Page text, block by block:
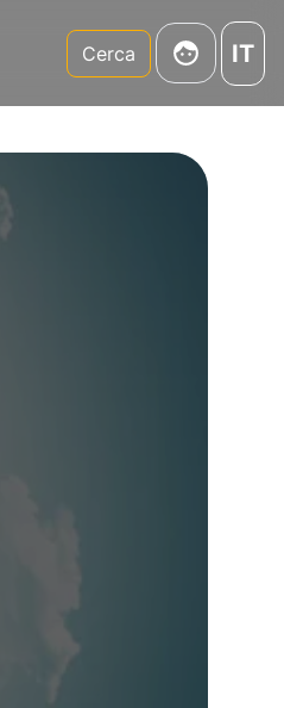
Cerca IT